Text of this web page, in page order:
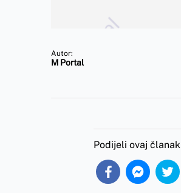
Autor:
M Portal
Podijeli ovaj članak